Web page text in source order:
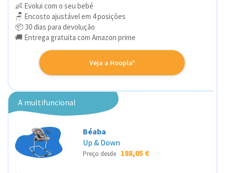
👶 Evolui com o seu bebé
🪑 Encosto ajustável em 4 posições
📦 30 dias para devolução
🚚 Entrega gratuita com Amazon prime
Veja a Hoopla*
A multifuncional
Béaba
Up & Down
Preço desde 188,05 €